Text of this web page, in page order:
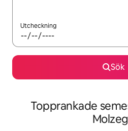
Utcheckning
Sök
Topprankade